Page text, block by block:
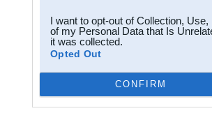
I want to opt-out of Collection,
of my Personal Data that Is
it was collected.
Opted Out
CONFIRM